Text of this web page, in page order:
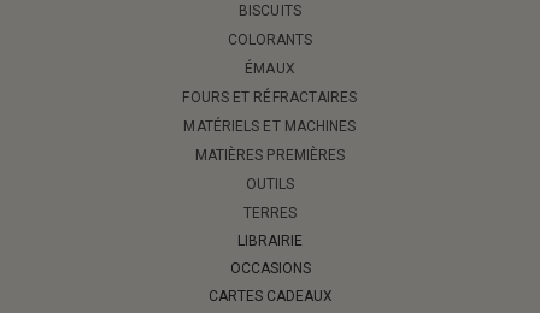
BISCUITS
COLORANTS
ÉMAUX
FOURS ET RÉFRACTAIRES
MATÉRIELS ET MACHINES
MATIÈRES PREMIÈRES
OUTILS
TERRES
LIBRAIRIE
OCCASIONS
CARTES CADEAUX